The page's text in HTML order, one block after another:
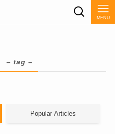
MENU
– tag –
Popular Articles